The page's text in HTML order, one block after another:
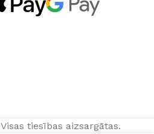
Visas tiesības aizsargātas.